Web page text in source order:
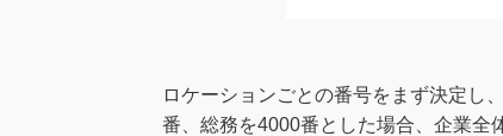
ロケーションごとの番号をまず決定し
番、総務を4000番とした場合、企業全